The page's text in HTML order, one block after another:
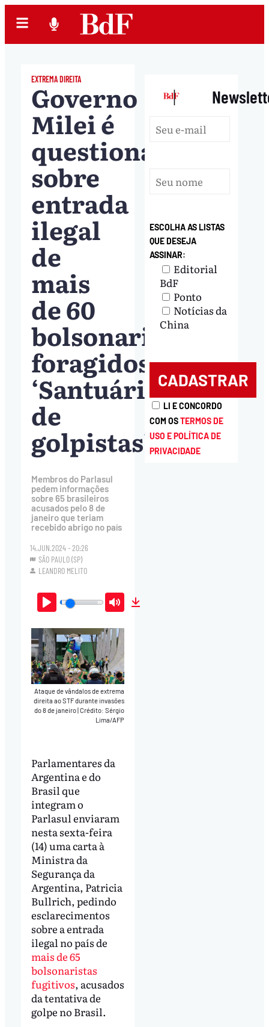
EXTREMA DIREITA
Governo
Milei é
questionado
sobre
entrada
ilegal
de
mais
de 60
bolsonaristas
foragidos:
‘Santuário
de
golpistas’
Membros do Parlasul
pedem informações
sobre 65 brasileiros
acusados pelo 8 de
janeiro que teriam
recebido abrigo no país
14.JUN.2024 - 20:26
SÃO PAULO (SP)
LEANDRO MELITO
Play Mute
Ataque de vândalos de extrema
direita ao STF durante invasões
do 8 de janeiro Crédito: Sérgio
Lima/AFP
Parlamentares da
Argentina e do
Brasil que
integram o
Parlasul enviaram
nesta sexta-feira
(14) uma carta à
Ministra da
Segurança da
Argentina, Patricia
Bullrich, pedindo
esclarecimentos
sobre a entrada
ilegal no país de
mais de 65
bolsonaristas
fugitivos, acusados
da tentativa de
golpe no Brasil.
|
ESCOLHA AS LISTAS
QUE DESEJA
ASSINAR:
Editorial
BdF
Ponto
Notícias da
China
LI E CONCORDO
COM OSTERMOS DE
USO E POLÍTICA DE
PRIVACIDADE